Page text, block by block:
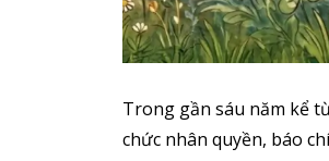
Trong gần sáu năm kể
chức nhân quyền, báo